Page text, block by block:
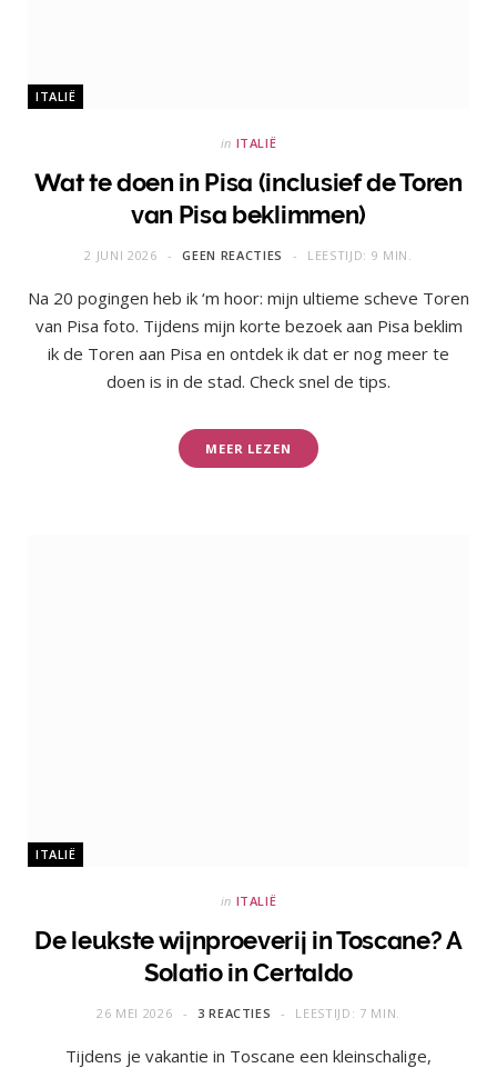
ITALIË
in ITALIË
Wat te doen in Pisa (inclusief de Toren
van Pisa beklimmen)
2 JUNI 2026 GEEN REACTIES LEESTIJD: 9 MIN.
Na 20 pogingen heb ik ‘m hoor: mijn ultieme scheve Toren
van Pisa foto. Tijdens mijn korte bezoek aan Pisa beklim
ik de Toren aan Pisa en ontdek ik dat er nog meer te
doen is in de stad. Check snel de tips.
MEER LEZEN
ITALIË
in ITALIË
De leukste wijnproeverij in Toscane? A
Solatio in Certaldo
26 MEI 2026 3 REACTIES LEESTIJD: 7 MIN.
Tijdens je vakantie in Toscane een kleinschalige,